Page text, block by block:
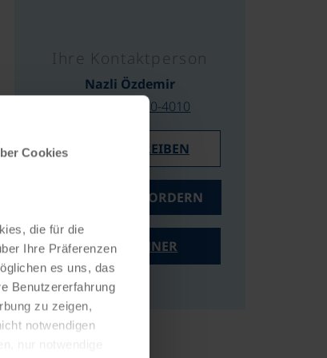
Cookies
die für die
Ihre Präferenzen
es uns, das
Benutzererfahrung
zu zeigen,
notwendigen
Ihre Kontaktperson
Nazli Özdemir
0043/732/2080-4010
E-MAIL SCHREIBEN
ANGEBOT ANFORDERN
PREISRECHNER